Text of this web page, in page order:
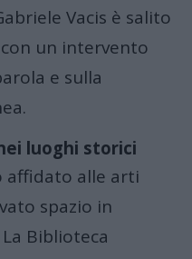
Vacis è salito
un intervento
e sulla
.
luoghi storici
affidato alle arti
spazio in
La Biblioteca